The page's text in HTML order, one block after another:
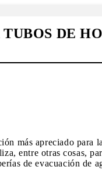
DE
más apreciado
entre otras cosas,
de evacuación de